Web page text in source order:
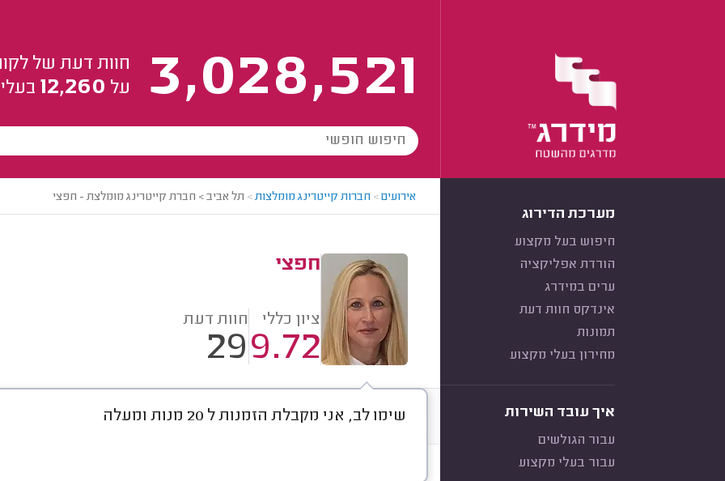
3,028,521
חוות דעת של
על 12,260
מערכת הדירוג
חיפוש בעל מקצוע
הורדת אפליקציה
ערים במידרג
אינדקס חוות דעת
תמונות
מחירון בעלי מקצוע
איך עובד השירות
עבור הגולשים
עבור בעלי מקצוע
אירועים> חברות קייטרינג מומלצות> תל אביב > חברת קייטרינג מומלצת - חפצי
חפצי
ציון כללי
9.72
חוות דעת
29
שימו לב, אני מקבלת הזמנות ל 20 מנות ומעלה
דברו איתי חוות דעת ממוצע